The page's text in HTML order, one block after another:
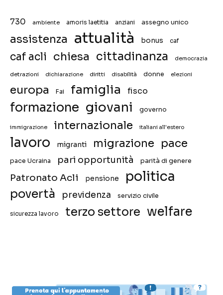
730 ambiente amoris laetitia anziani assegno unico
assistenza attualità bonus caf
caf acli chiesa cittadinanza democrazia
detrazioni dichiarazione diritti disabilità donne elezioni
europa Fai famiglia fisco
formazione giovani governo
immigrazione internazionale italiani all'estero
lavoro migranti migrazione pace
pace Ucraina pari opportunità parità di genere
Patronato Acli pensione politica
povertà previdenza servizio civile
sicurezza lavoro terzo settore welfare